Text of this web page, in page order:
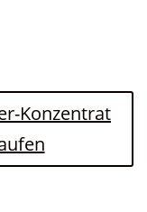
Konzentrat